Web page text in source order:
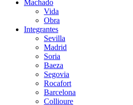
Machado
Vida
Obra
Integrantes
Sevilla
Madrid
Soria
Baeza
Segovia
Rocafort
Barcelona
Collioure